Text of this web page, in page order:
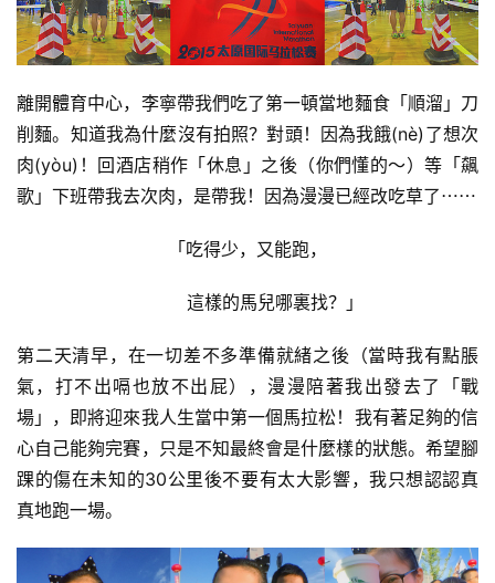
離開體育中心，李寧帶我們吃了第一頓當地麵食「順溜」刀
削麵。知道我為什麼沒有拍照？對頭！因為我餓(nè)了想次
肉(yòu)！回酒店稍作「休息」之後（你們懂的～）等「飆
歌」下班帶我去次肉，是帶我！因為漫漫已經改吃草了⋯⋯
「吃得少，又能跑，
這樣的馬兒哪裏找？」
第二天清早，在一切差不多準備就緒之後（當時我有點脹
氣，打不出嗝也放不出屁），漫漫陪著我出發去了「戰
場」，即將迎來我人生當中第一個馬拉松！我有著足夠的信
心自己能夠完賽，只是不知最終會是什麼樣的狀態。希望腳
踝的傷在未知的30公里後不要有太大影響，我只想認認真
真地跑一場。